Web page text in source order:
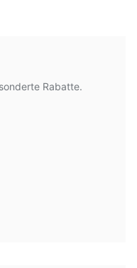
Rabatte.